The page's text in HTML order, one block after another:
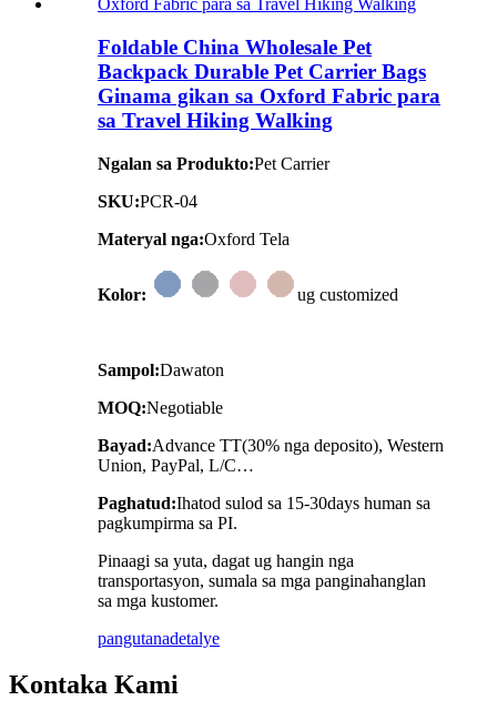
Foldable China Wholesale Pet
Backpack Durable Pet Carrier Bags
Ginama gikan sa Oxford Fabric para
sa Travel Hiking Walking
Ngalan sa Produkto:Pet Carrier
SKU:PCR-04
Materyal nga:Oxford Tela
Kolor: ug customized
Sampol:Dawaton
MOQ:Negotiable
Bayad:Advance TT(30% nga deposito), Western
Union, PayPal, L/C…
Paghatud:Ihatod sulod sa 15-30days human sa
pagkumpirma sa PI.
Pinaagi sa yuta, dagat ug hangin nga
transportasyon, sumala sa mga panginahanglan
sa mga kustomer.
pangutanadetalye
Kontaka Kami